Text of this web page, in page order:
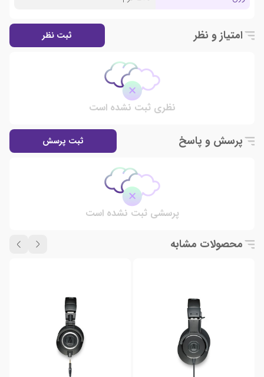
امتیاز و نظر ثبت نظر
نظری ثبت نشده است
پرسش و پاسخ ثبت پرسش
پرسشی ثبت نشده است
محصولات مشابه